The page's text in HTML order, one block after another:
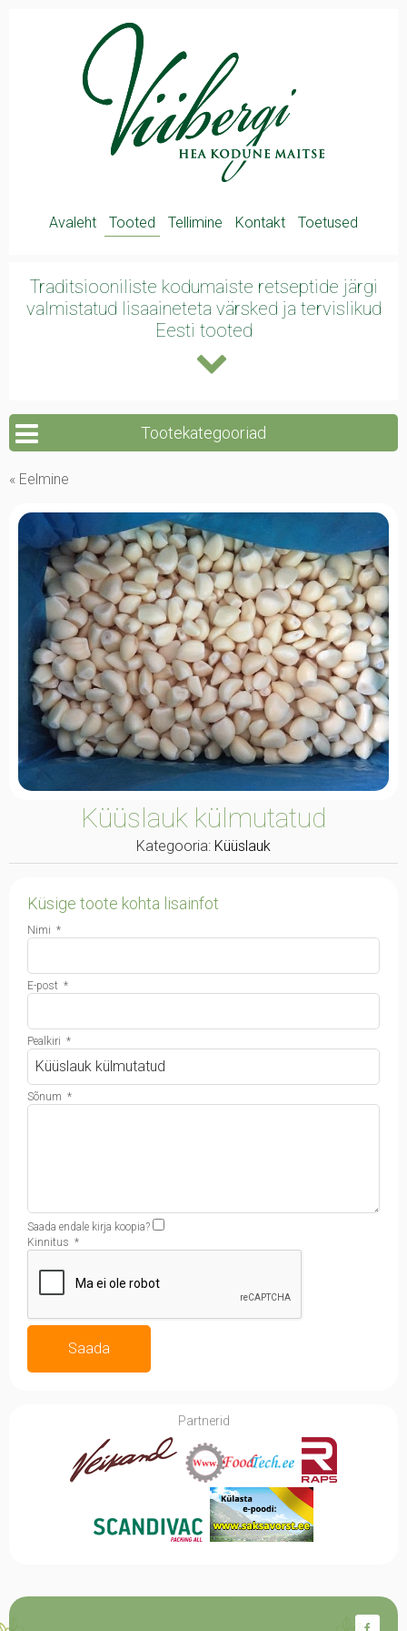
Avaleht Tooted Tellimine Kontakt Toetused
Traditsiooniliste kodumaiste retseptide järgi
valmistatud lisaaineteta värsked ja tervislikud
Eesti tooted
Tootekategooriad
« Eelmine
Küüslauk külmutatud
Kategooria: Küüslauk
Küsige toote kohta lisainfot
Nimi *
E-post *
Pealkiri *
Sõnum *
Saada endale kirja koopia?
Kinnitus *
Saada
Partnerid